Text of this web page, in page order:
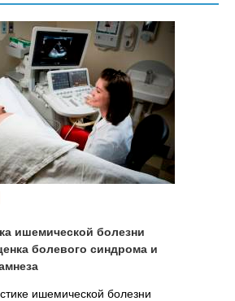
ишемической болезни
болевого синдрома и
ишемической болезни